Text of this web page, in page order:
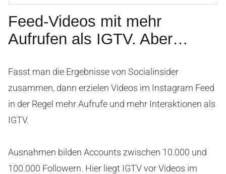
Feed-Videos mit mehr
Aufrufen als IGTV. Aber…
Fasst man die Ergebnisse von Socialinsider
zusammen, dann erzielen Videos im Instagram Feed
in der Regel mehr Aufrufe und mehr Interaktionen als
IGTV.
Ausnahmen bilden Accounts zwischen 10.000 und
100.000 Followern. Hier liegt IGTV vor Videos im